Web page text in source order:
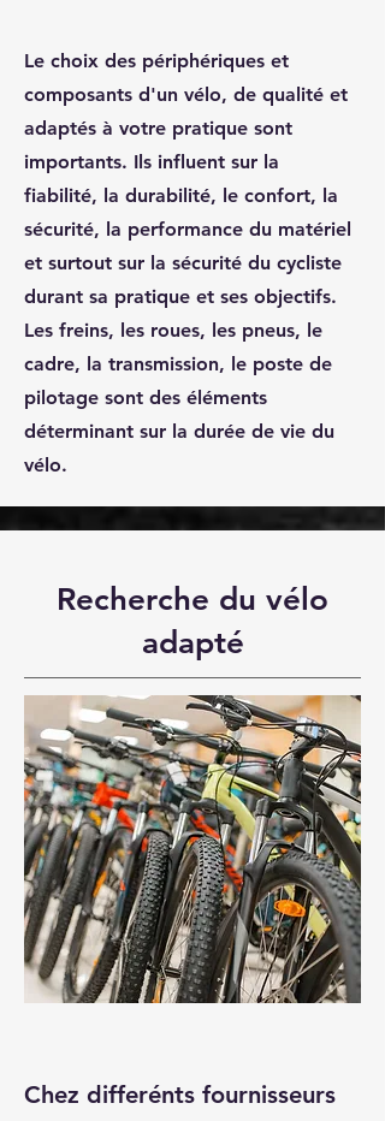
Le choix des périphériques et
composants d'un vélo, de qualité et
adaptés à votre pratique sont
importants. Ils influent sur la
fiabilité, la durabilité, le confort, la
sécurité, la performance du matériel
et surtout sur la sécurité du cycliste
durant sa pratique et ses objectifs.
Les freins, les roues, les pneus, le
cadre, la transmission, le poste de
pilotage sont des éléments
déterminant sur la durée de vie du
vélo.
Recherche du vélo
adapté
Chez differénts fournisseurs